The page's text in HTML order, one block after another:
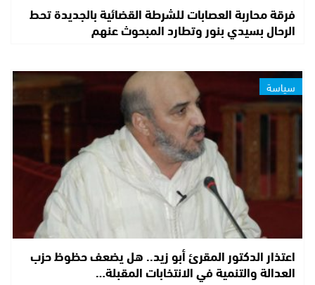
فرقة محاربة العصابات للشرطة القضائية بالجديدة تحط
الرحال بسيدي بنور وتطارد المبحوث عنهم
سياسة
اعتذار الدكتور المقرئ أبو زيد.. هل يضعف حظوظ حزب
العدالة والتنمية في الانتخابات المقبلة…